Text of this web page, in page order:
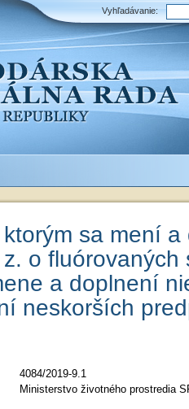
Vyhľadávanie:
sa mení
o fluórovaných
a doplnení
neskorších
4084/2019-9.1
Ministerstvo životného prostredia